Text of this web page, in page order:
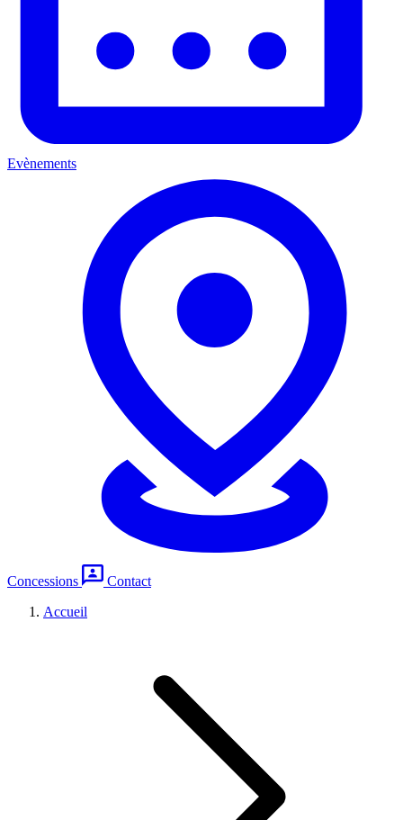
Evènements
Concessions
Contact
Accueil